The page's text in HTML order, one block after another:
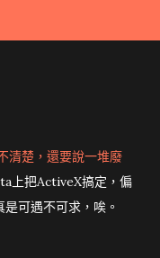
清楚，還要說一堆廢
上把ActiveX搞定，偏
可遇不可求，唉。